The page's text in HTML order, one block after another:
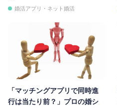
婚活アプリ・ネット婚活
「マッチングアプリで同時進
行は当たり前？」プロの婚シ